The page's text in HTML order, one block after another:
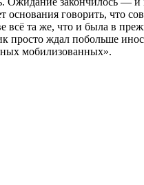
основания говорить, что
всё та же, что и была в
просто ждал побольше
мобилизованных».